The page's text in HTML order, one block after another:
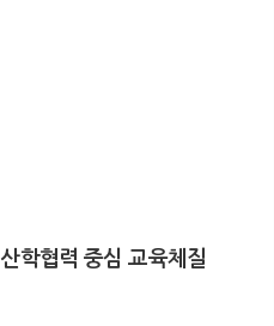
산학협력 중심 교육체질